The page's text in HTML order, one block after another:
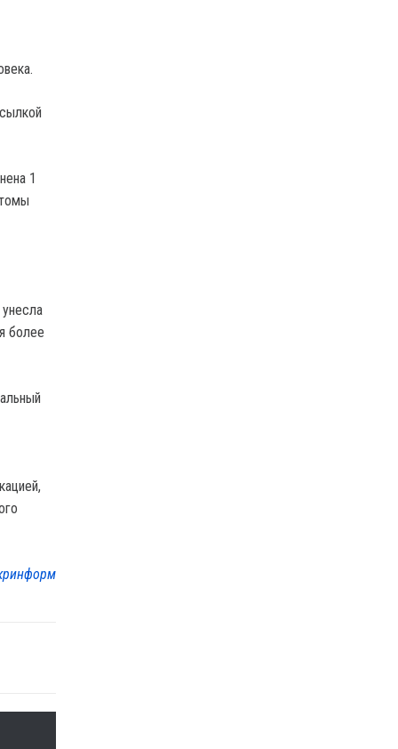
1
более